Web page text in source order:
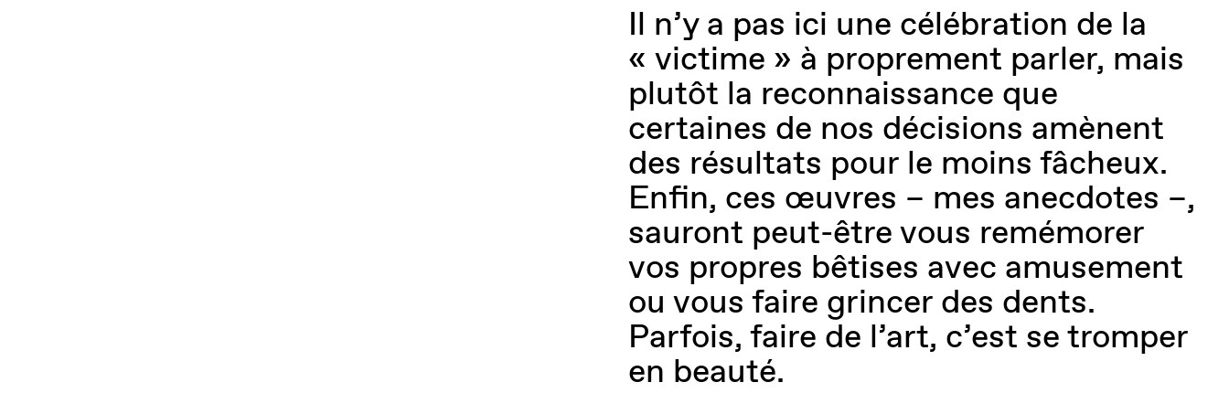
Il n’y a pas ici une célébration de la
« victime » à proprement parler, mais
plutôt la reconnaissance que
certaines de nos décisions amènent
des résultats pour le moins fâcheux.
Enfin, ces œuvres – mes anecdotes –,
sauront peut-être vous remémorer
vos propres bêtises avec amusement
ou vous faire grincer des dents.
Parfois, faire de l’art, c’est se tromper
en beauté.